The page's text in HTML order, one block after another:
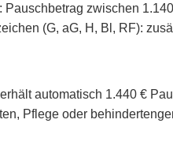
zwischen
(G, aG, H, Bl, RF):
automatisch 1.440 €
Pflege oder